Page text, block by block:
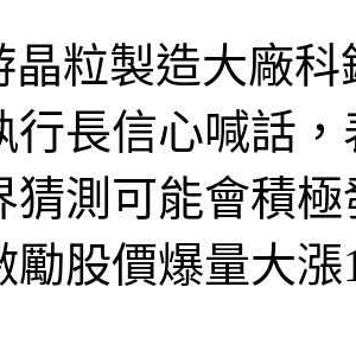
晶粒製造大廠
行長信心喊話
猜測可能會積
勵股價爆量大漲